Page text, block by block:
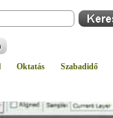
Oktatás Szabadidő